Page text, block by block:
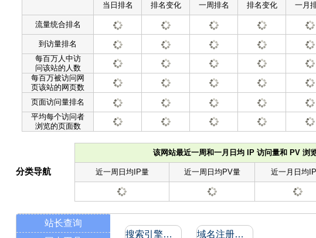
当日排名 排名变化 一周排名 排名变化 一月
流量统合排名
到访量排名
每百万人中访
问该站的人数
每百万被访问网
页该站的网页数
页面访问量排名
平均每个访问者
浏览的页面数
该网站最近一周和一月日均 IP 访问量和 PV 浏
近一周日均IP量 近一周日均PV量 近一月日均
分类导航
站长查询
搜索引擎收录和反向链接 域名注册信息